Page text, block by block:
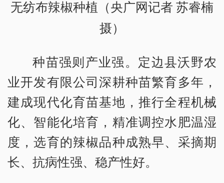
无纺布辣椒种植（央广网记者 苏睿楠
摄）
种苗强则产业强。定边县沃野农
业开发有限公司深耕种苗繁育多年，
建成现代化育苗基地，推行全程机械
化、智能化培育，精准调控水肥温湿
度，选育的辣椒品种成熟早、采摘期
长、抗病性强、稳产性好。